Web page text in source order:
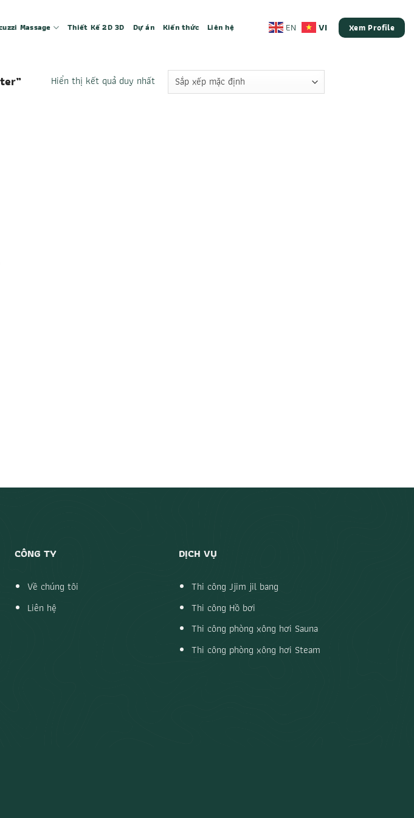
Massage Thiết Kế 2D 3D Dự án Kiến thức Liên hệ EN VI Xem Profile
Hiển thị kết quả duy nhất
CÔNG TY
Về chúng tôi
Liên hệ
DỊCH VỤ
Thi công Jjim jil bang
Thi công Hồ bơi
Thi công phòng xông hơi Sauna
Thi công phòng xông hơi Steam